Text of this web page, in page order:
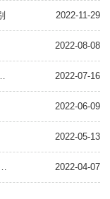
2022-11-29
2022-08-08
2022-07-16
2022-06-09
2022-05-13
2022-04-07